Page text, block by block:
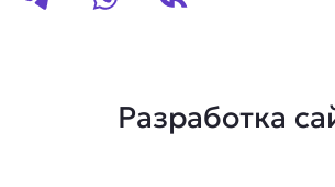
Разработка